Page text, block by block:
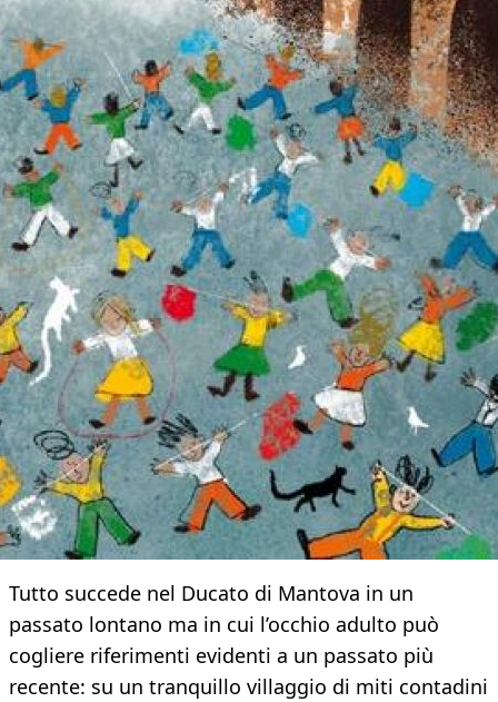
Tutto succede nel Ducato di Mantova in un
passato lontano ma in cui l’occhio adulto può
cogliere riferimenti evidenti a un passato più
recente: su un tranquillo villaggio di miti contadini